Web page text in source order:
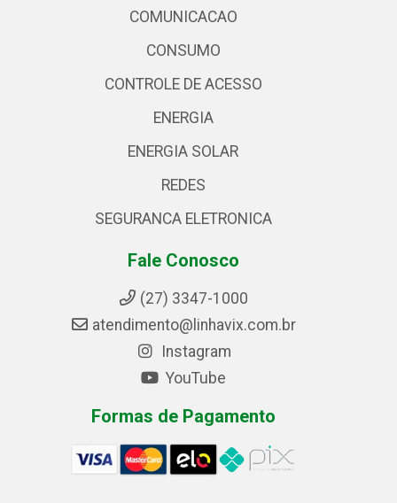
COMUNICACAO
CONSUMO
CONTROLE DE ACESSO
ENERGIA
ENERGIA SOLAR
REDES
SEGURANCA ELETRONICA
Fale Conosco
(27) 3347-1000
atendimento@linhavix.com.br
Instagram
YouTube
Formas de Pagamento